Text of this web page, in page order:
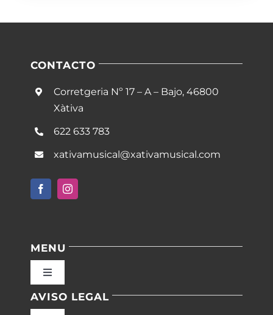
CONTACTO
Corretgeria Nº 17 – A – Bajo, 46800
Xàtiva
622 633 783
xativamusical@xativamusical.com
MENU
Toggle
Inicio
AVISO LEGAL